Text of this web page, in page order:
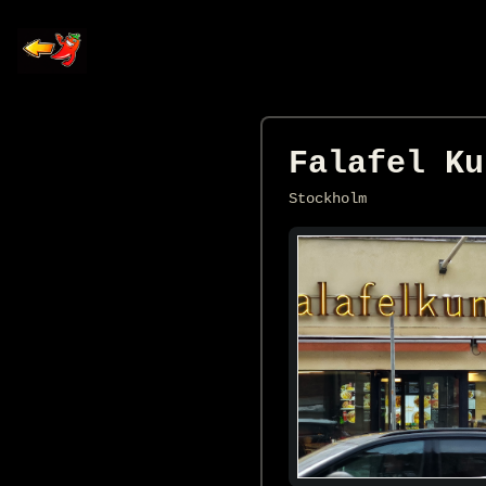
Falafel
Stockholm